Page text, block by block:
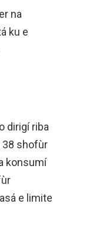
na
ku e
dirigí riba
38 shofùr
konsumí
e limite